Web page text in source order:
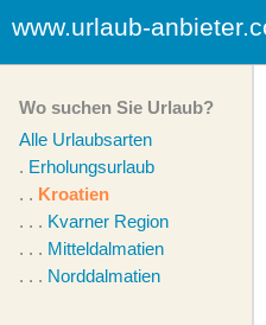
www.urlaub-
Wo suchen Sie Urlaub?
Alle Urlaubsarten
. Erholungsurlaub
. . Kroatien
. . . Kvarner Region
. . . Mitteldalmatien
. . . Norddalmatien